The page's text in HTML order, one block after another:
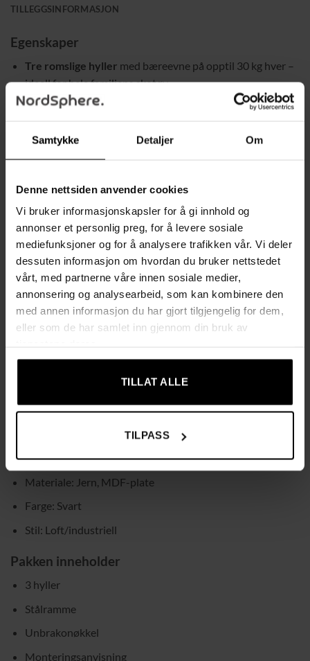
Samtykke Detaljer Om
Denne nettsiden anvender cookies
Vi bruker informasjonskapsler for å gi innhold og
annonser et personlig preg, for å levere sosiale
mediefunksjoner og for å analysere trafikken vår. Vi deler
dessuten informasjon om hvordan du bruker nettstedet
vårt, med partnerne våre innen sosiale medier,
annonsering og analysearbeid, som kan kombinere den
med annen informasjon du har gjort tilgjengelig for dem,
eller som de har samlet inn gjennom din bruk av
TILLAT ALLE
TILPASS
TILLEGGSINFORMASJON
Egenskaper
Tre romslige hyller med bæreevne på opptil 30 kg hver –
ideell for hele familiens skotøy.
Solid metallramme
i pulverlakkert stål for lang levetid og
Treplater i varm brun fargetone
gir en koselig og
Treben med beskyttende gummiknotter
gulv og gir ekstra stabilitet.
Kompakte mål– 79×30×58,5 cm gjør den perfekt for små
ganger og rom.
Allsidig design
– passer i gang, garderobe, soverom eller
kontor.
Rask og enkel montering – alt nødvendig utstyr og
verktøy følger med, klar på 10 minutter.
Tekniske spesifikasjoner
Maks belastning: 30 kg per hylle
Størrelse: 58,5 x 79 x 30 cm
Vekt med emballasje: 9,3 kg
Materiale: Jern, MDF-plate
Farge: Svart
Stil: Loft/industriell
Pakken inneholder
3 hyller
Stålramme
Unbrakonøkkel
Monteringsanvisning